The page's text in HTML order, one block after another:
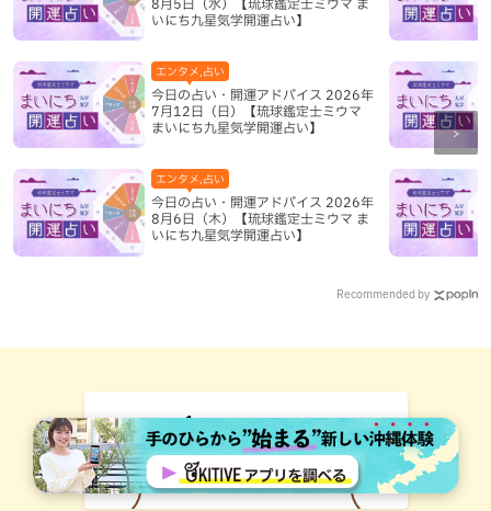
8月5日（水）【琉球鑑定士ミウマ ま
いにち九星気学開運占い】
今日の占い・開運アドバイス 2026年
7月12日（日）【琉球鑑定士ミウマ
まいにち九星気学開運占い】
エンタメ,占い
今日の占い・開運アドバイス 2026年
8月6日（木）【琉球鑑定士ミウマ ま
いにち九星気学開運占い】
エンタメ,占い
Recommended by